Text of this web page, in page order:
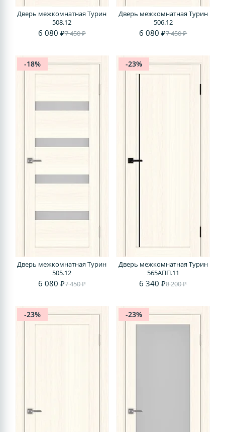
Дверь межкомнатная Турин
508.12
6 080 ₽7 450 ₽
Дверь межкомнатная Турин
506.12
6 080 ₽7 450 ₽
-18%
Дверь межкомнатная Турин
505.12
6 080 ₽7 450 ₽
-23%
Дверь межкомнатная Турин
565АПП.11
6 340 ₽8 200 ₽
-23% -23%